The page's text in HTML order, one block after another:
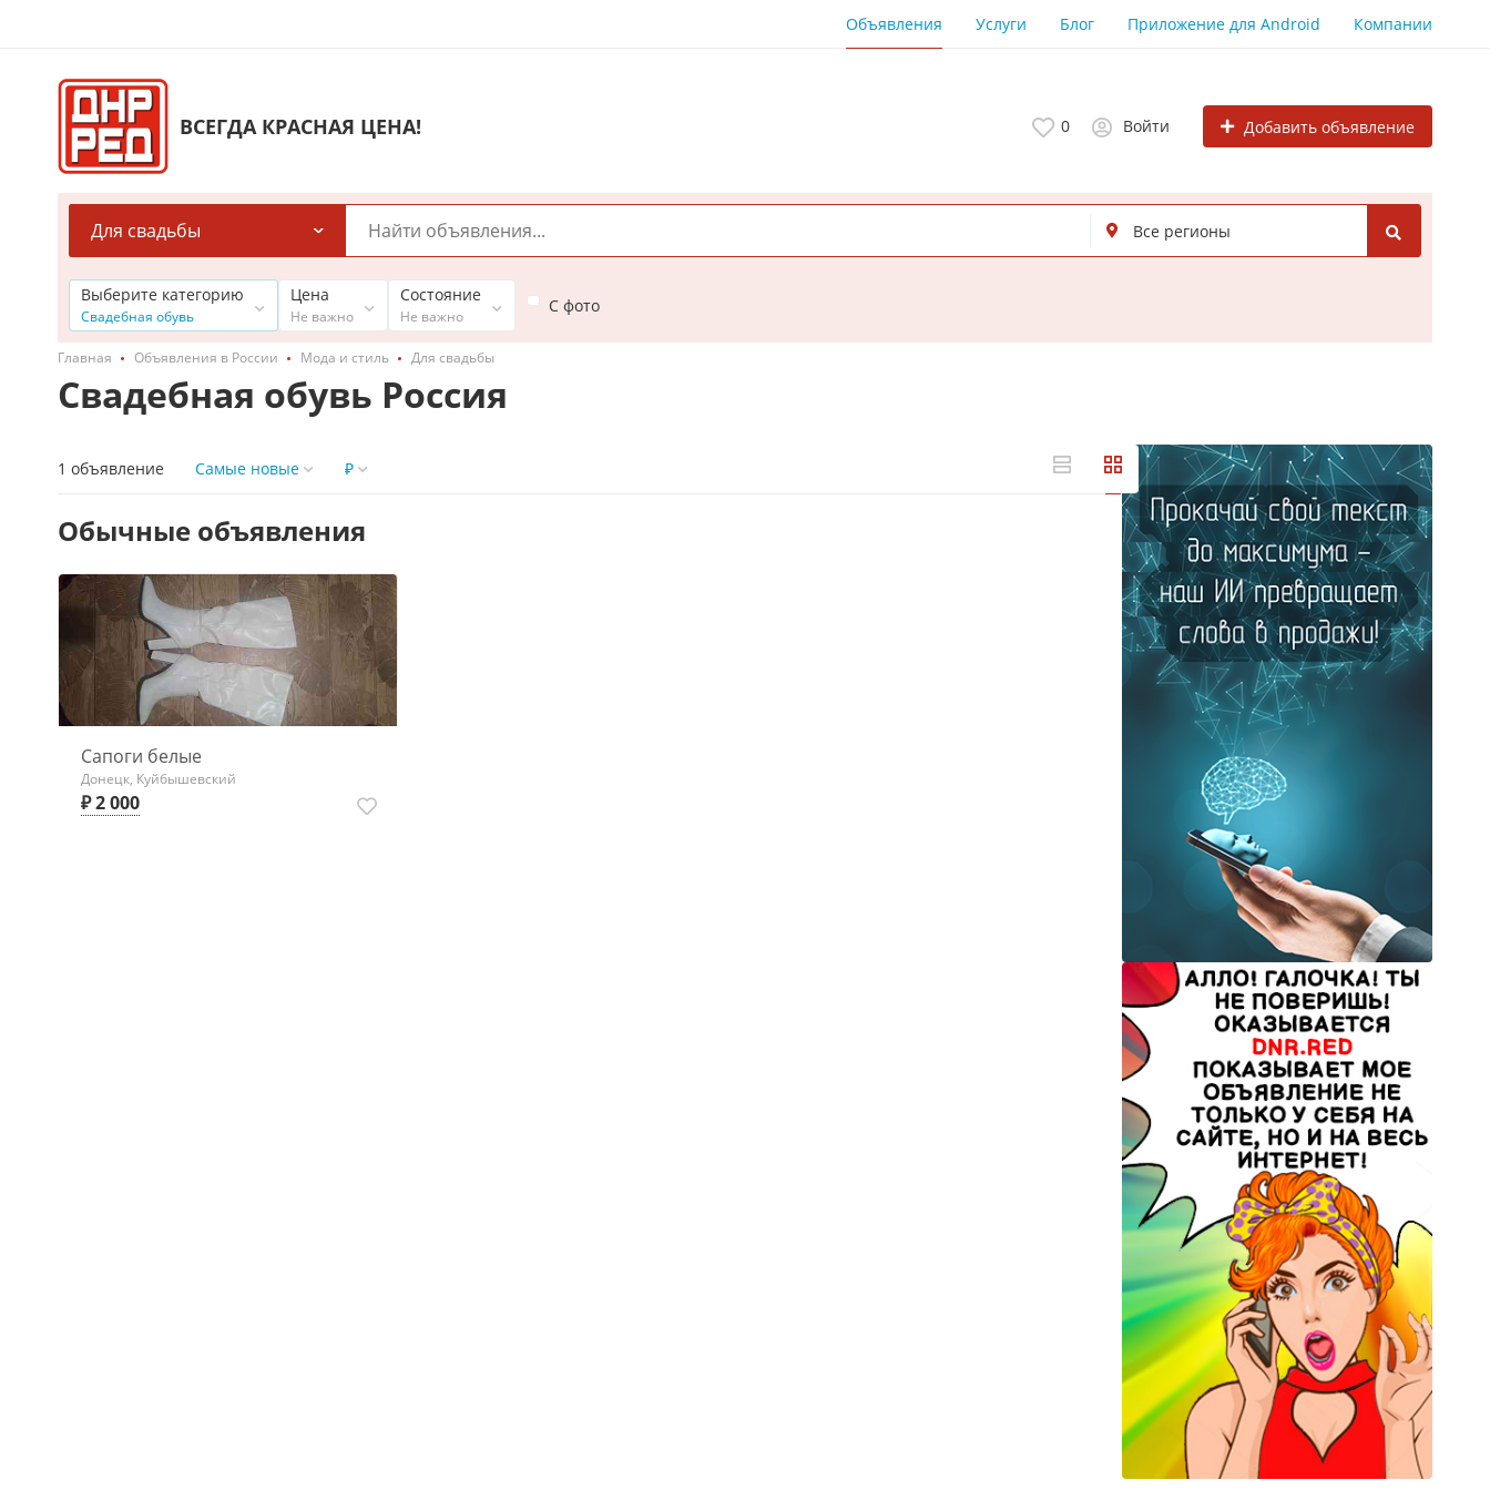
Объявления Услуги Блог Приложение для Android Компании
ВСЕГДА КРАСНАЯ ЦЕНА! 0 Войти Добавить объявление
Для свадьбы
Выберите категорию
Свадебная обувь
Цена
Не важно
Состояние
Не важно
С фото
Главная Объявления в России Мода и стиль Для свадьбы
Свадебная обувь Россия
1 объявление Самые новые ₽
Обычные объявления
Сапоги белые
Донецк, Куйбышевский
₽ 2 000